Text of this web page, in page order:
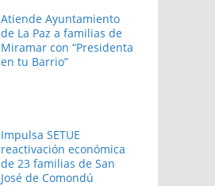
Atiende Ayuntamiento
de La Paz a familias de
Miramar con “Presidenta
en tu Barrio”
Impulsa SETUE
reactivación económica
de 23 familias de San
José de Comondú